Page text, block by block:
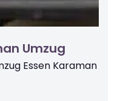
Umzug
Essen Karaman